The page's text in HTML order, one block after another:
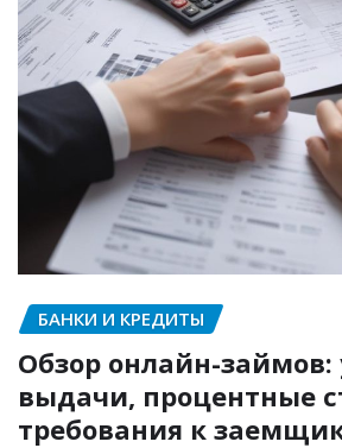
БАНКИ И КРЕДИТЫ
Обзор онлайн-займов:
выдачи, процентные
требования к